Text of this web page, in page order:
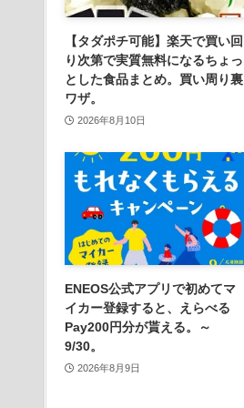
【タダポチ可能】楽天で買い回
り次第で実質無料になるちょっ
とした食品まとめ。買い周り裏
ワザ。
2026年8月10日
ENEOS公式アプリで初めてマ
イカー登録すると、えらべる
Pay200円分が貰える。～
9/30。
2026年8月9日